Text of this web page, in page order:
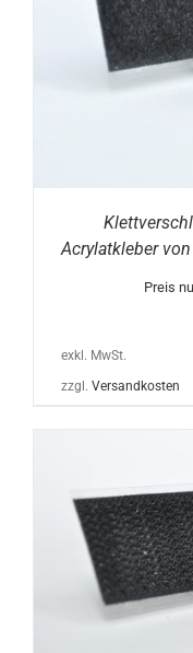
Acrylatkleber
Preis
exkl. MwSt.
zzgl. Versandkosten